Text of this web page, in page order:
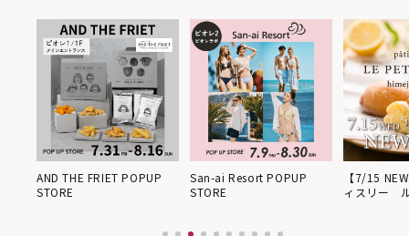
AND THE FRIET POPUP
STORE
San-ai Resort POPUP
STORE
【7/15
ィスリー